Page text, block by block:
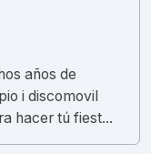
años de
i discomovil
hacer tú fiest...